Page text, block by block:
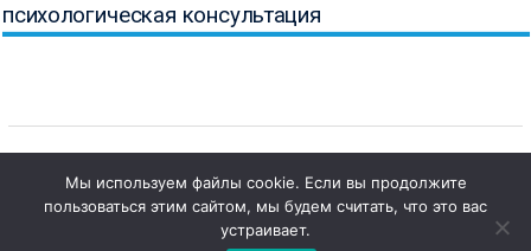
психологическая консультация
Copyright © Все права защищены.
КОНБ им. В.Г. Белинского
Мы используем файлы cookie. Если вы продолжите
пользоваться этим сайтом, мы будем считать, что это вас
устраивает.
1
Чат с